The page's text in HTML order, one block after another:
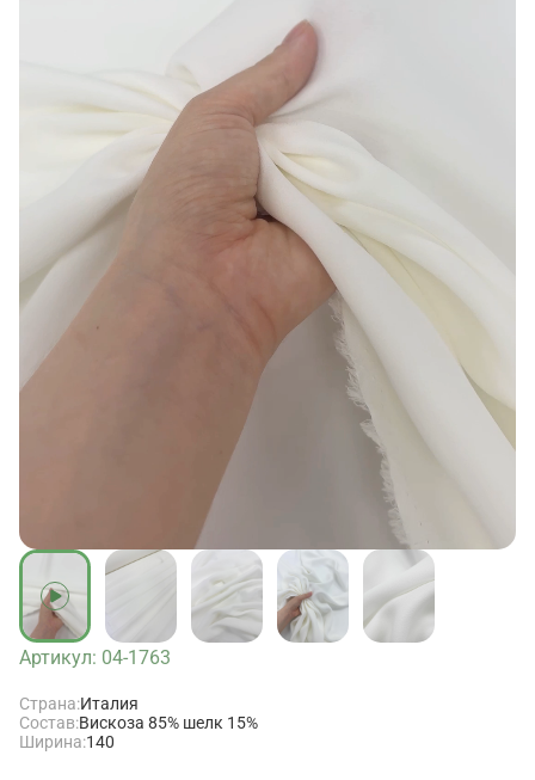
Артикул: 04-1763
Страна:Италия
Состав:Вискоза 85% шелк 15%
Ширина:140